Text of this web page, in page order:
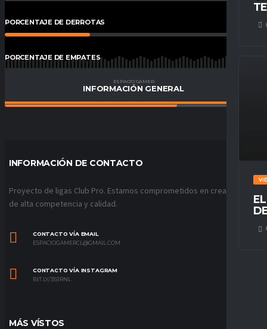
PORCENTAJE DE DERROTAS %
PORCENTAJE DE EMPATES
PORCENTAJE DE VICTORIAS
ESPACIO GAMER
INFORMACIÓN GENERAL
INFORMACIÓN DE CONTACTO
Proyecto de ligas Club Pro. Estamos comprometidos en crear ligas
de alta competencia y calidad.
CONTACTO VÍA EMAIL
ESPACIOGAMERCL@GMAIL.COM
CONTACTO VÍA INSTAGRAM
BIT.LY/31S1RNL
MÁS VÍSTOS